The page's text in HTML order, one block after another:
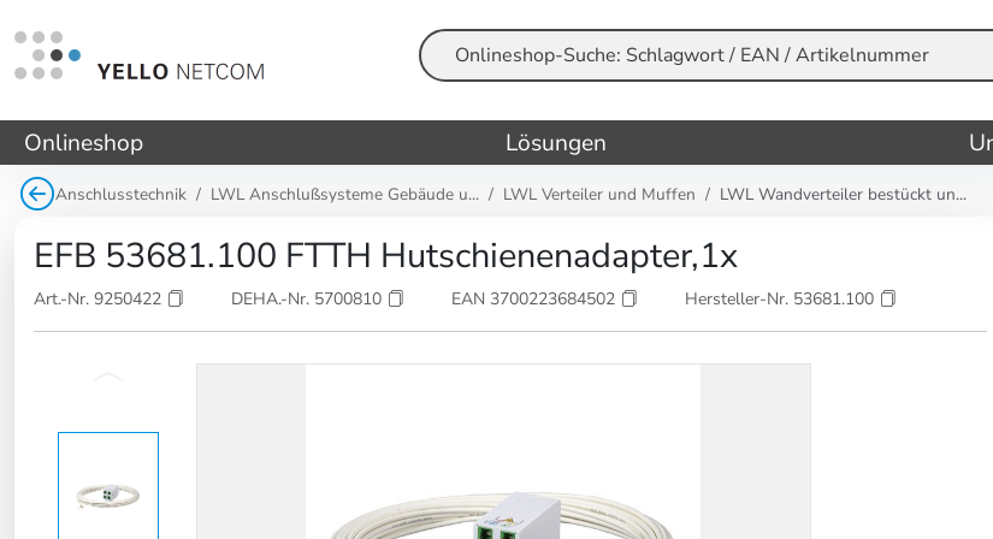
Suche
Onlineshop Lösungen
Anschlusstechnik LWL Anschlußsysteme Gebäude u... LWL Verteiler und Muffen LWL Wandverteiler bestückt un...
EFB 53681.100 FTTH Hutschienenadapter,1x
Art.-Nr. 9250422 DEHA.-Nr. 5700810 EAN 3700223684502 Hersteller-Nr. 53681.100